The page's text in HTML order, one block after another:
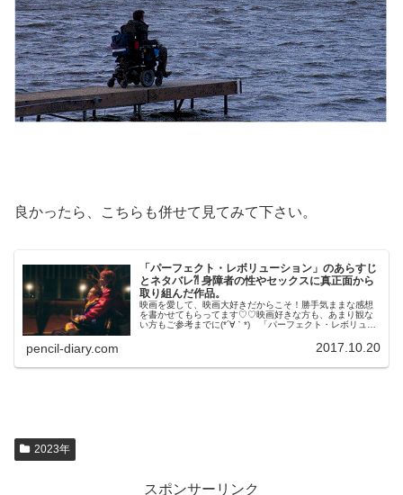
良かったら、こちらも併せて見てみて下さい。
「パーフェクト・レボリューション」のあらすじ
とネタバレ⁈ 身障者の性やセックスに真正面から
取り組んだ作品。
映画を愛して、映画大好きだからこそ！勝手気ままな感想
を書かせてもらってます♡♡映画好きな方も、あまり観な
い方もご参考までに(*´∀｀*) 「パーフェクト・レボリュー
pencil-diary.com 2017.10.20
2023年
スポンサーリンク